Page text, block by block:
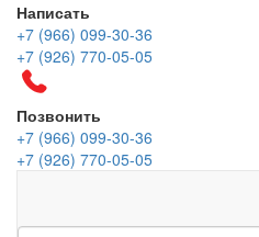
Написать
+7 (966) 099-30-36
+7 (926) 770-05-05
Позвонить
+7 (966) 099-30-36
+7 (926) 770-05-05